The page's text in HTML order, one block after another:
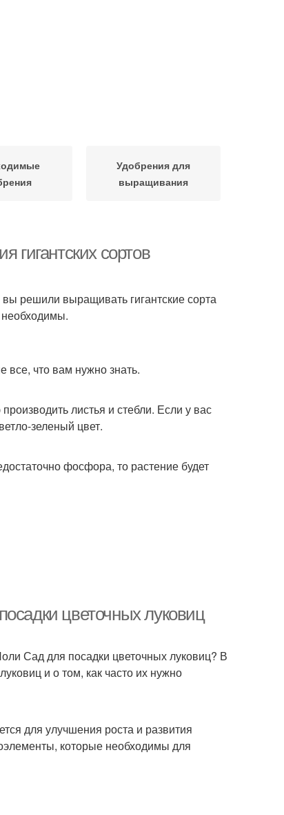
Удобрения для
выращивания
сортов
решили выращивать гигантские сорта
необходимы.
все, что вам нужно знать.
листья и стебли. Если у вас
зеленый цвет.
фосфора, то растение будет
цветочных луковиц
Сад для посадки цветочных луковиц? В
и о том, как часто их нужно
для улучшения роста и развития
которые необходимы для